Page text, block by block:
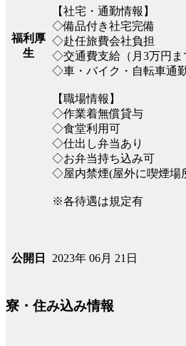
福利厚
生
【社宅・通勤情報】
◇備品付き社宅完備
◇赴任旅費会社負担
◇交通費支給（月3万円ま
◇車・バイク・自転車通
【職場情報】
◇作業着無償貸与
◇食堂利用可
◇仕出し弁当あり
◇お弁当持ち込み可
◇屋内禁煙(屋外に喫煙場
※各待遇は規定有
公開日 2023年 06月 21日
寮・住み込み情報